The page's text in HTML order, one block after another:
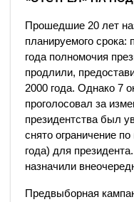
Прошедшие 20 лет
планируемого срока:
года полномочия
продлили,
2000 года. Однако 7
проголосовал за
президентства был
снято ограничение
года) для
назначили
Предвыборная